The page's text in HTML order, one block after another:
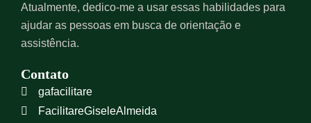
Atualmente, dedico-me a usar essas habilidades para
ajudar as pessoas em busca de orientação e
assistência.
Contato
gafacilitare
FacilitareGiseleAlmeida